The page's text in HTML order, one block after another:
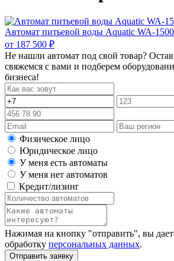
Автомат питьевой воды Aquatic WA-
от 187 500 ₽
Не нашли автомат под свой товар?
свяжемся с вами и подберем
бизнеса!
Физическое лицо
Юридическое лицо
У меня есть автоматы
У меня нет автоматов
Кредит/лизинг
Нажимая на кнопку "отправить", вы
обработку персональных данных.
Отправить заявку